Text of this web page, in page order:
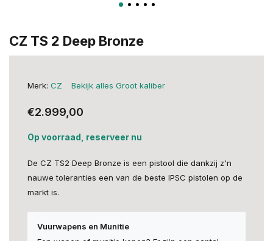
CZ TS 2 Deep Bronze
Merk: CZ Bekijk alles Groot kaliber
€2.999,00
Op voorraad, reserveer nu
De CZ TS2 Deep Bronze is een pistool die dankzij z'n
nauwe toleranties een van de beste IPSC pistolen op de
markt is.
Vuurwapens en Munitie